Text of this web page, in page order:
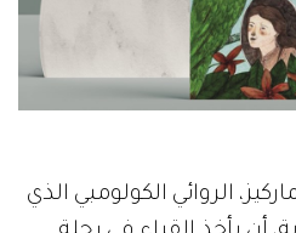
الروائي الكولومبي الذي